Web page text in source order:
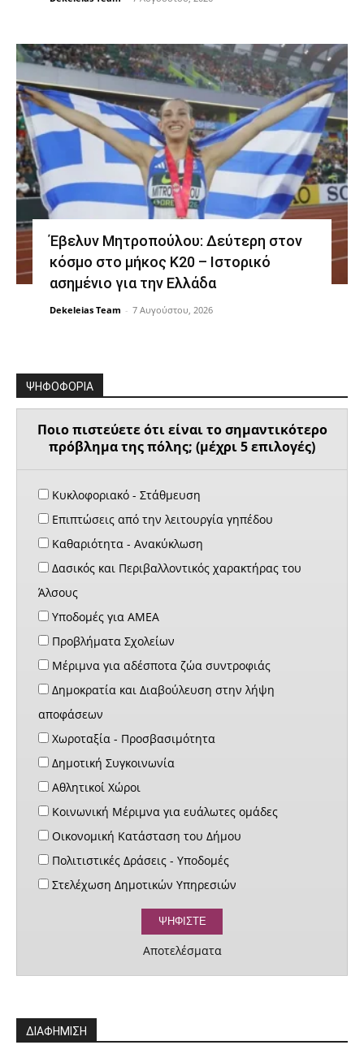
Έβελυν Μητροπούλου: Δεύτερη στον
κόσμο στο μήκος Κ20 – Ιστορικό
ασημένιο για την Ελλάδα
Dekeleias Team - 7 Αυγούστου, 2026
ΨΗΦΟΦΟΡΙΑ
Ποιο πιστεύετε ότι είναι το σημαντικότερο
πρόβλημα της πόλης; (μέχρι 5 επιλογές)
Κυκλοφοριακό - Στάθμευση
Επιπτώσεις από την λειτουργία γηπέδου
Καθαριότητα - Ανακύκλωση
Δασικός και Περιβαλλοντικός χαρακτήρας του
Άλσους
Υποδομές για ΑΜΕΑ
Προβλήματα Σχολείων
Μέριμνα για αδέσποτα ζώα συντροφιάς
Δημοκρατία και Διαβούλευση στην λήψη
αποφάσεων
Χωροταξία - Προσβασιμότητα
Δημοτική Συγκοινωνία
Αθλητικοί Χώροι
Κοινωνική Μέριμνα για ευάλωτες ομάδες
Οικονομική Κατάσταση του Δήμου
Πολιτιστικές Δράσεις - Υποδομές
Στελέχωση Δημοτικών Υπηρεσιών
Αποτελέσματα
ΔΙΑΦΗΜΙΣΗ